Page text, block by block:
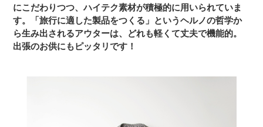
にこだわりつつ、ハイテク素材が積極的に用いられていま
す。「旅行に適した製品をつくる」というヘルノの哲学か
ら生み出されるアウターは、どれも軽くて丈夫で機能的。
出張のお供にもピッタリです！